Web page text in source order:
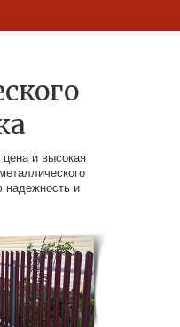
и высокая
надежность и